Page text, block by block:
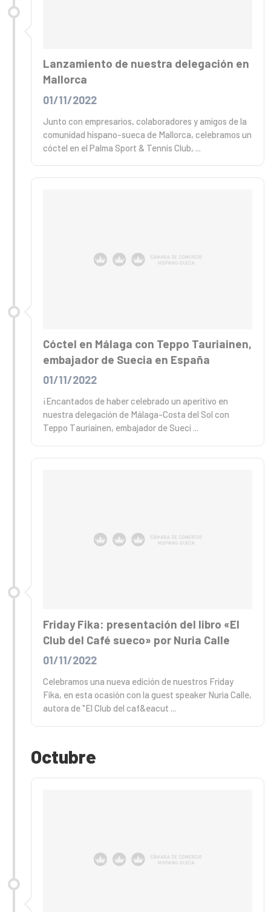
Lanzamiento de nuestra delegación en
Mallorca
01/11/2022
Junto con empresarios, colaboradores y amigos de la
comunidad hispano-sueca de Mallorca, celebramos un
cóctel en el Palma Sport & Tennis Club, ...
Cóctel en Málaga con Teppo Tauriainen,
embajador de Suecia en España
01/11/2022
¡Encantados de haber celebrado un aperitivo en
nuestra delegación de Málaga-Costa del Sol con
Teppo Tauriainen, embajador de Sueci ...
Friday Fika: presentación del libro «El
Club del Café sueco» por Nuria Calle
01/11/2022
Celebramos una nueva edición de nuestros Friday
Fika, en esta ocasión con la guest speaker Nuria Calle,
autora de "El Club del caf&eacut ...
Octubre